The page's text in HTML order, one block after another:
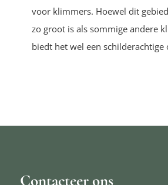
voor klimmers. Hoewel dit
zo groot is als sommige andere
biedt het wel een schilderachtige
Contacteer ons